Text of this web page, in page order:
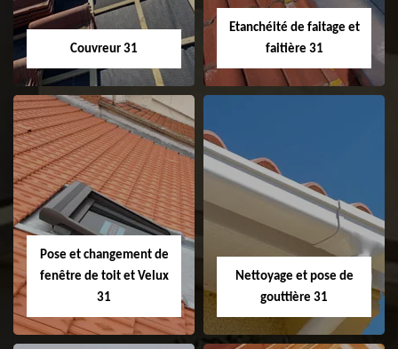
Couvreur 31
Couvreur 31
Etanchéité de faitage et
faitière 31
Etanchéité de
faitage et faitière
31
Pose et changement de
fenêtre de toit et Velux
31
Nettoyage et pose de
gouttière 31